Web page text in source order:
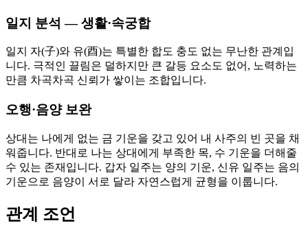
일지 분석 — 생활·속궁합
일지 자(子)와 유(酉)는 특별한 합도 충도 없는 무난한 관계입
니다. 극적인 끌림은 덜하지만 큰 갈등 요소도 없어, 노력하는
만큼 차곡차곡 신뢰가 쌓이는 조합입니다.
오행·음양 보완
상대는 나에게 없는 금 기운을 갖고 있어 내 사주의 빈 곳을 채
워줍니다. 반대로 나는 상대에게 부족한 목, 수 기운을 더해줄
수 있는 존재입니다. 갑자 일주는 양의 기운, 신유 일주는 음의
기운으로 음양이 서로 달라 자연스럽게 균형을 이룹니다.
관계 조언